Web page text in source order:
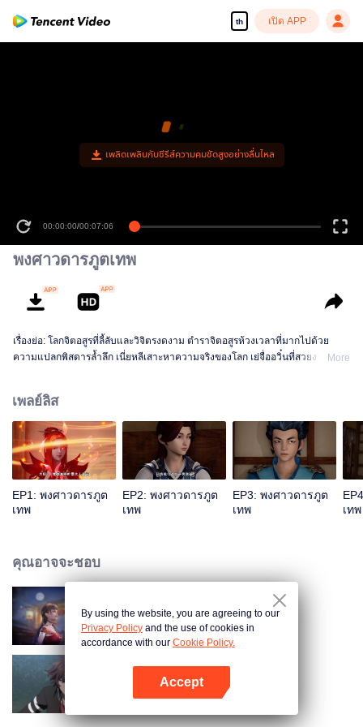
th เปิด APP
พงศาวดารภูตเทพ
เรื่องย่อ: โลกจิตอสูรที่ลี้ลับและวิจิตรงดงาม ตำราจิตอสูรห้วงเวลาที่มากไปด้วย
ความแปลกพิสดารล้ำลึก เนี่ยหลีเสาะหาความจริงของโลก เย่จื่ออวิ๋นที่สวยงามอ่อน
ยาก ฝึกฝนวรยุทธ์ที่ล้ำเลิศที่สุด พลังแห่งจิตอสูรที่แข็งแกร่งที่สุด ก้าวเข้าสู่ระดับ
สูงสุดแห่งวิถียุทธ์ ข้าเนี่ยหลี จะต้องกลายเป็นผู้ฝึกจิตอสูรที่ยิ่งใหญ่ที่สุดให้จงได้!
More
เพลย์ลิส
EP1: พงศาวดารภูต
เทพ
EP2: พงศาวดารภูต
เทพ
EP3: พงศาวดารภูต
เทพ
เทพ
คุณอาจจะชอบ
Chang'An Magical Street
เซียนจอมเวทเต็มพิกัด ซีซัน1
By using the website, you are agreeing to our
Privacy Policy and the use of cookies in
accordance with our Cookie Policy.
Accept